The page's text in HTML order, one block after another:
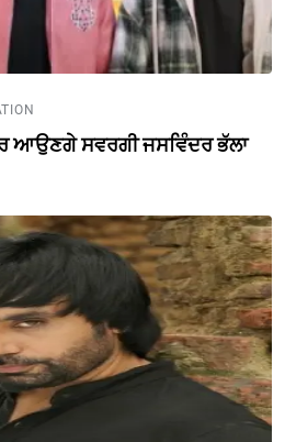
ਆਉਣਗੇ ਸਵਰਗੀ ਜਸਵਿੰਦਰ ਭੱਲਾ